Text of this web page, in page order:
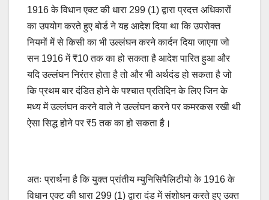
1916 के विधान एक्ट की धारा 299 (1) द्वारा प्रदत्त अधिकारों
का उपयोग करते हुए बोर्ड ने यह आदेश दिया था कि उपरोक्त
नियमों में से किसी का भी उल्लंघन करने कार्दन दिया जाएगा जो
सन 1916 में ₹10 तक का हो सकता है आदेश पारित हुआ और
यदि उल्लंघन निरंतर होता है तो और भी अर्थदंड हो सकता है जो
कि प्रथम बार दंडित होने के पश्चात प्रतिदिन के लिए जिन के
मध्य में उल्लंघन करने वाले ने उल्लंघन करने पर कमरकस रखी थी
ऐसा सिद्ध होने पर ₹5 तक का हो सकता है।
अतः प्रार्थना है कि युक्त प्रांतीय म्युनिसिपैलिटीयो के 1916 के
विधान एक्ट की धारा 299 (1) द्वारा दंड में संशोधन करते हुए उक्त